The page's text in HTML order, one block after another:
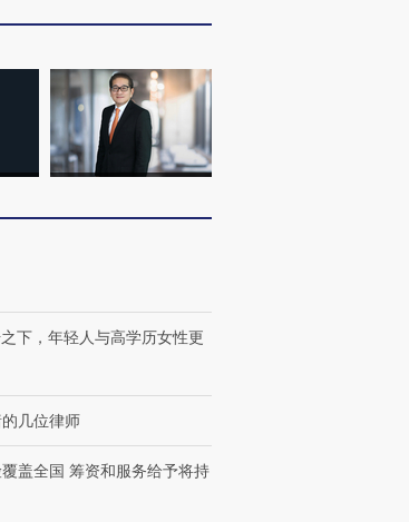
毒品
育部长拱下台
38岁梅西上演帽子戏法
阿根廷3-0阿尔及利亚
视线｜不考竞赛的王虹、
围棋失利的邓煜 两位菲尔
兹奖得主的“非天才”拼图
下，年轻人与高学历女性更
几位律师
盖全国 筹资和服务给予将持